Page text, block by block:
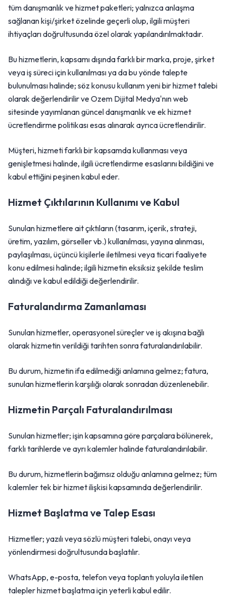
tüm danışmanlık ve hizmet paketleri; yalnızca anlaşma
sağlanan kişi/şirket özelinde geçerli olup, ilgili müşteri
ihtiyaçları doğrultusunda özel olarak yapılandırılmaktadır.
Bu hizmetlerin, kapsamı dışında farklı bir marka, proje, şirket
veya iş süreci için kullanılması ya da bu yönde talepte
bulunulması halinde; söz konusu kullanım yeni bir hizmet talebi
olarak değerlendirilir ve Ozem Dijital Medya'nın web
sitesinde yayımlanan güncel danışmanlık ve ek hizmet
ücretlendirme politikası esas alınarak ayrıca ücretlendirilir.
Müşteri, hizmeti farklı bir kapsamda kullanması veya
genişletmesi halinde, ilgili ücretlendirme esaslarını bildiğini ve
kabul ettiğini peşinen kabul eder.
Hizmet Çıktılarının Kullanımı ve Kabul
Sunulan hizmetlere ait çıktıların (tasarım, içerik, strateji,
üretim, yazılım, görseller vb.) kullanılması, yayına alınması,
paylaşılması, üçüncü kişilerle iletilmesi veya ticari faaliyete
konu edilmesi halinde; ilgili hizmetin eksiksiz şekilde teslim
alındığı ve kabul edildiği değerlendirilir.
Faturalandırma Zamanlaması
Sunulan hizmetler, operasyonel süreçler ve iş akışına bağlı
olarak hizmetin verildiği tarihten sonra faturalandırılabilir.
Bu durum, hizmetin ifa edilmediği anlamına gelmez; fatura,
sunulan hizmetlerin karşılığı olarak sonradan düzenlenebilir.
Hizmetin Parçalı Faturalandırılması
Sunulan hizmetler; işin kapsamına göre parçalara bölünerek,
farklı tarihlerde ve ayrı kalemler halinde faturalandırılabilir.
Bu durum, hizmetlerin bağımsız olduğu anlamına gelmez; tüm
kalemler tek bir hizmet ilişkisi kapsamında değerlendirilir.
Hizmet Başlatma ve Talep Esası
Hizmetler; yazılı veya sözlü müşteri talebi, onayı veya
yönlendirmesi doğrultusunda başlatılır.
WhatsApp, e-posta, telefon veya toplantı yoluyla iletilen
talepler hizmet başlatma için yeterli kabul edilir.